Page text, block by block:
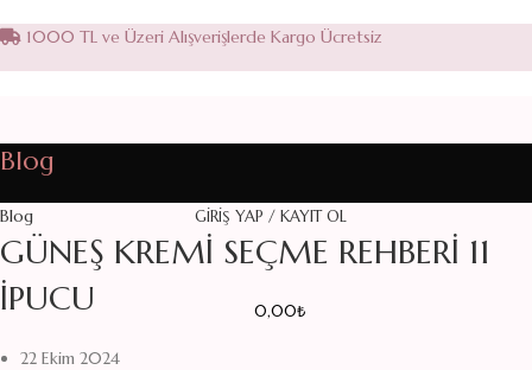
1000 TL ve Üzeri Alışverişlerde Kargo Ücretsiz
GIRIŞ YAP / KAYIT OL
0,00₺
Blog
Blog
GÜNEŞ KREMI SEÇME REHBERI 11
İPUCU
22 Ekim 2024